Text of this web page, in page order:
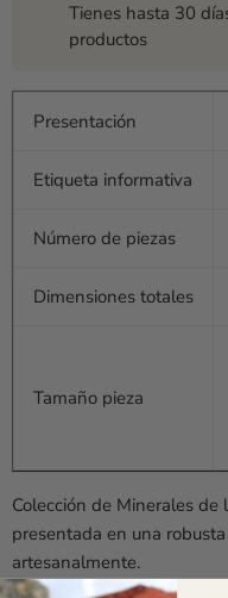
Tienes hasta 30
productos
Presentación
Etiqueta informativa
Número de piezas
Dimensiones totales
Tamaño pieza
Colección de Minerales de
presentada en una
artesanalmente.